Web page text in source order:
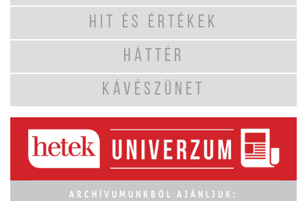
HIT ÉS ÉRTÉKEK
HÁTTÉR
KÁVÉSZÜNET
ARCHÍVUMUNKBÓL AJÁNLJUK: